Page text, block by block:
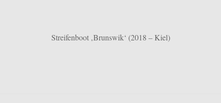
Streifenboot ‚Brunswik‘ (2018 – Kiel)